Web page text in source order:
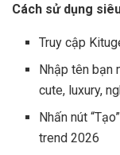
Cách sử dụng
Truy cập
Nhập tên bạn
cute, luxury,
Nhấn nút
trend 2026